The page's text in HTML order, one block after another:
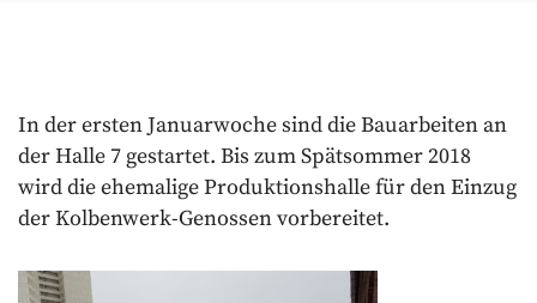
In der ersten Januarwoche sind die Bauarbeiten an
der Halle 7 gestartet. Bis zum Spätsommer 2018
wird die ehemalige Produktionshalle für den Einzug
der Kolbenwerk-Genossen vorbereitet.